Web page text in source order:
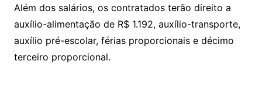
Além dos salários, os contratados terão direito a
auxílio-alimentação de R$ 1.192, auxílio-transporte,
auxílio pré-escolar, férias proporcionais e décimo
terceiro proporcional.